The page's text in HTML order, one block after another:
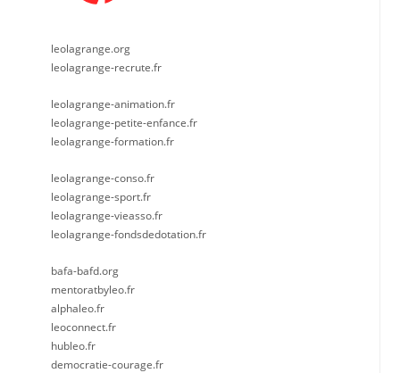
leolagrange.org
leolagrange-recrute.fr
leolagrange-animation.fr
leolagrange-petite-enfance.fr
leolagrange-formation.fr
leolagrange-conso.fr
leolagrange-sport.fr
leolagrange-vieasso.fr
leolagrange-fondsdedotation.fr
bafa-bafd.org
mentoratbyleo.fr
alphaleo.fr
leoconnect.fr
hubleo.fr
democratie-courage.fr